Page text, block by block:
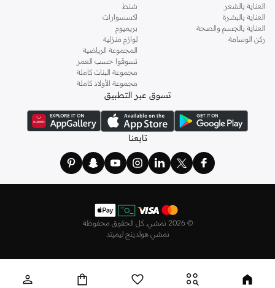
العناية بالشعر
العناية بالبشرة
العناية بالجسم والصحة
ركن الوسامة
شنط
اكسسوارات
بريميوم
لوازم منزلية
المجموعة الرياضية
تسوقوا حسب العمر
مجموعة البنات كاملة
مجموعة الأولاد كاملة
تسوق عبر التطبيق
تابعنا
© 2026 نمشي. كل الحقوق محفوظة
نمشي هولدينج ليميتد